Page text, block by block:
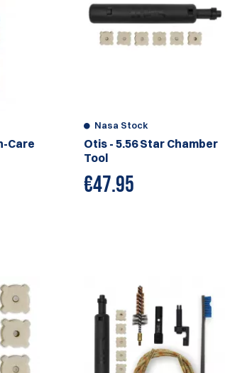
Care
Nasa Stock
Otis - 5.56 Star Chamber
Tool
€47.95